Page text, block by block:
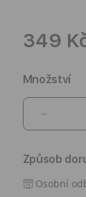
349
Množství
Kryt
pro
Způsob
Osobní